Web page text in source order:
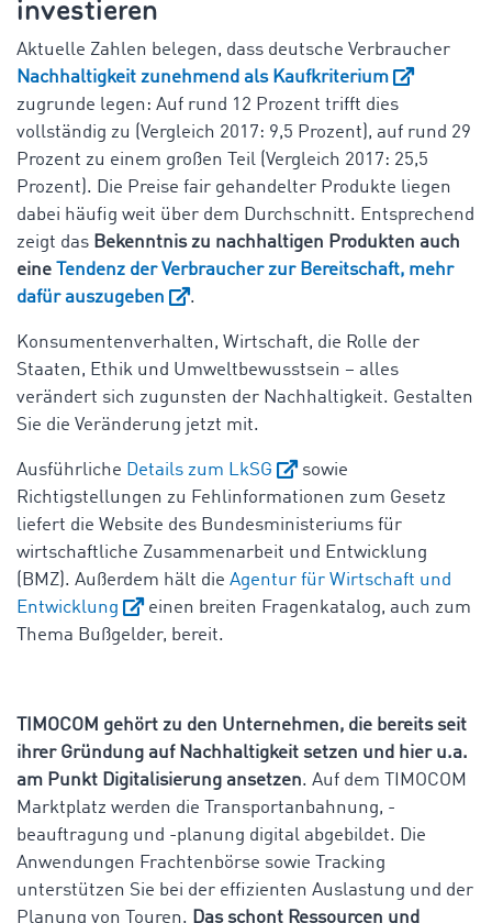
investieren
Aktuelle Zahlen belegen, dass deutsche Verbraucher
Nachhaltigkeit zunehmend als Kaufkriterium
zugrunde legen: Auf rund 12 Prozent trifft dies
vollständig zu (Vergleich 2017: 9,5 Prozent), auf rund 29
Prozent zu einem großen Teil (Vergleich 2017: 25,5
Prozent). Die Preise fair gehandelter Produkte liegen
dabei häufig weit über dem Durchschnitt. Entsprechend
zeigt das Bekenntnis zu nachhaltigen Produkten auch
eine
Tendenz der Verbraucher zur Bereitschaft, mehr
dafür auszugeben
.
Konsumentenverhalten, Wirtschaft, die Rolle der
Staaten, Ethik und Umweltbewusstsein – alles
verändert sich zugunsten der Nachhaltigkeit. Gestalten
Sie die Veränderung jetzt mit.
Ausführliche Details zum LkSG
sowie
Richtigstellungen zu Fehlinformationen zum Gesetz
liefert die Website des Bundesministeriums für
wirtschaftliche Zusammenarbeit und Entwicklung
(BMZ). Außerdem hält die Agentur für Wirtschaft und
Entwicklung
einen breiten Fragenkatalog, auch zum
Thema Bußgelder, bereit.
TIMOCOM gehört zu den Unternehmen, die bereits seit
ihrer Gründung auf Nachhaltigkeit setzen und hier u.a.
am Punkt Digitalisierung ansetzen. Auf dem TIMOCOM
Marktplatz werden die Transportanbahnung, -
beauftragung und -planung digital abgebildet. Die
Anwendungen Frachtenbörse sowie Tracking
unterstützen Sie bei der effizienten Auslastung und der
Planung von Touren. Das schont Ressourcen und